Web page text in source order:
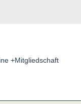
+Mitgliedschaft